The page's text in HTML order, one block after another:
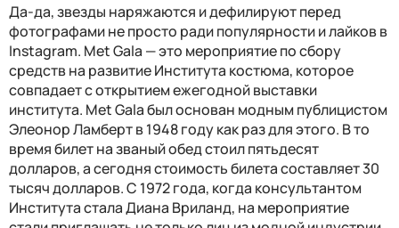
Да-да, звезды наряжаются и дефилируют перед
фотографами не просто ради популярности и лайков в
Instagram. Met Gala — это мероприятие по сбору
средств на развитие Института костюма, которое
совпадает с открытием ежегодной выставки
института. Met Gala был основан модным публицистом
Элеонор Ламберт в 1948 году как раз для этого. В то
время билет на званый обед стоил пятьдесят
долларов, а сегодня стоимость билета составляет 30
тысяч долларов. С 1972 года, когда консультантом
Института стала Диана Вриланд, на мероприятие